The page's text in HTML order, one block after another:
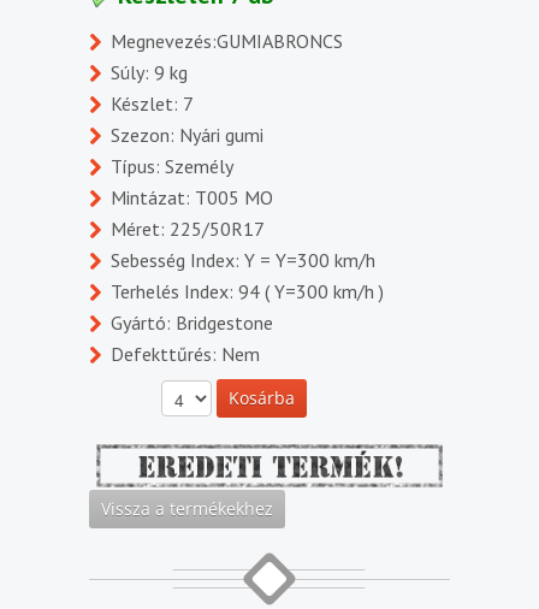
Megnevezés:GUMIABRONCS
Súly: 9 kg
Készlet: 7
Szezon: Nyári gumi
Típus: Személy
Mintázat: T005 MO
Méret: 225/50R17
Sebesség Index: Y = Y=300 km/h
Terhelés Index: 94 ( Y=300 km/h )
Gyártó: Bridgestone
Defekttűrés: Nem